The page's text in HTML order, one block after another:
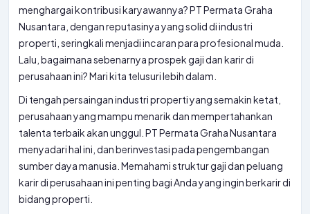
menghargai kontribusi karyawannya? PT Permata Graha
Nusantara, dengan reputasinya yang solid di industri
properti, seringkali menjadi incaran para profesional muda.
Lalu, bagaimana sebenarnya prospek gaji dan karir di
perusahaan ini? Mari kita telusuri lebih dalam.
Di tengah persaingan industri properti yang semakin ketat,
perusahaan yang mampu menarik dan mempertahankan
talenta terbaik akan unggul. PT Permata Graha Nusantara
menyadari hal ini, dan berinvestasi pada pengembangan
sumber daya manusia. Memahami struktur gaji dan peluang
karir di perusahaan ini penting bagi Anda yang ingin berkarir di
bidang properti.